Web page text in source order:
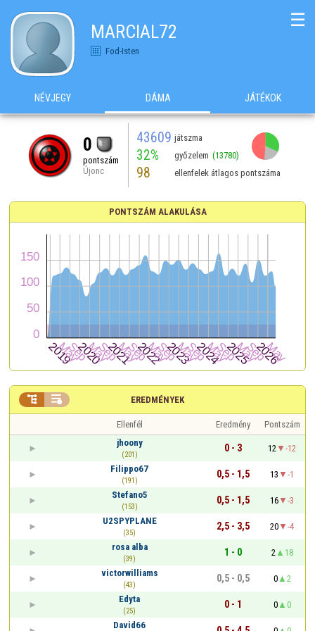
MARCIAL72
Fod-Isten
☰
NÉVJEGY DÁMA JÁTÉKOK
0
pontszám
Újonc
43609 játszma
32% győzelem (13780)
98 ellenfelek átlagos pontszáma
PONTSZÁM ALAKULÁSA
EREDMÉNYEK
 
Ellenfél Eredmény
Pontszám
jhoony
(201)
0 - 3 12
-12
Filippo67
(191)
0,5 - 1,5 13
-1
Stefano5
(153)
0,5 - 1,5 16
-3
U2SPYPLANE
(35)
2,5 - 3,5 20
-4
rosa alba
(39)
1 - 0 2
18
victorwilliams
(43)
0,5 - 0,5 0
2
Edyta
(25)
0 - 1 0
0
David66